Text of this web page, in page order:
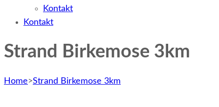
Kontakt
Kontakt
Strand Birkemose 3km
Home>Strand Birkemose 3km